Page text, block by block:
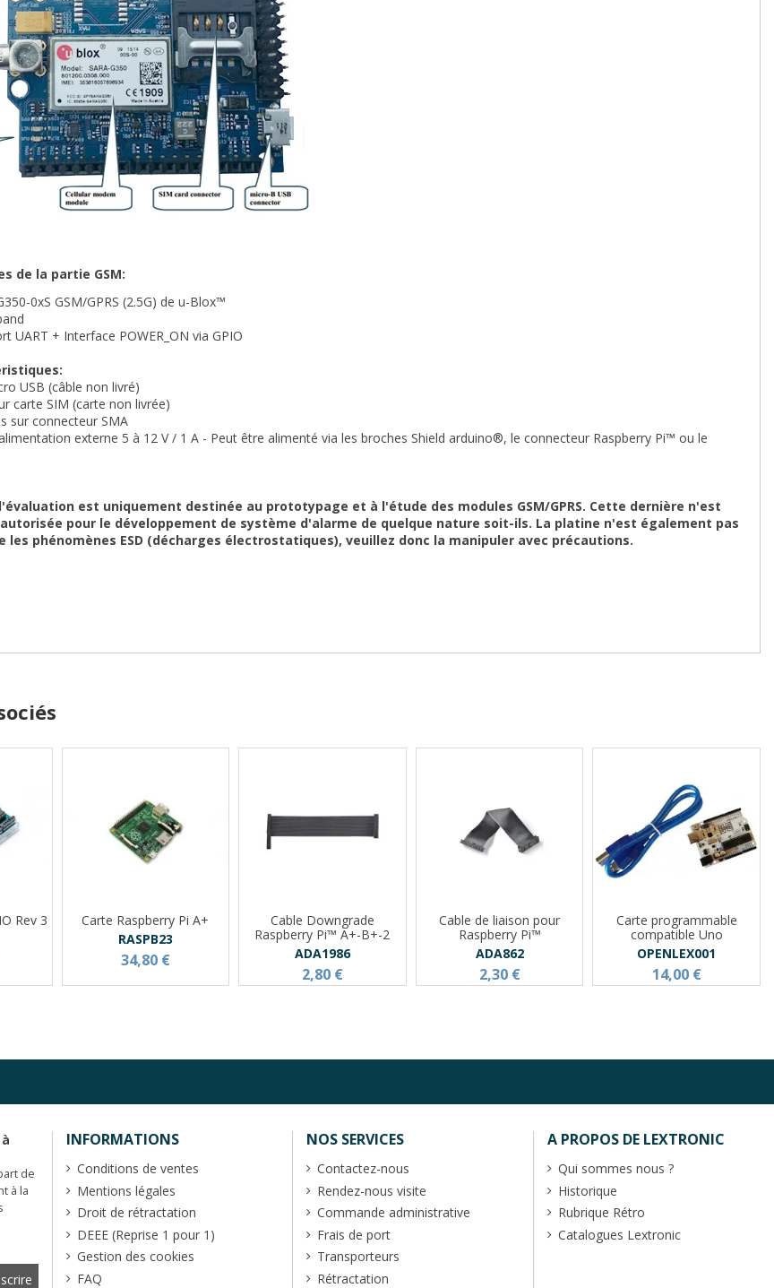
de la partie GSM:
0xS GSM/GPRS (2.5G) de u-Blox™
UART + Interface POWER_ON via GPIO
USB (câble non livré)
carte SIM (carte non livrée)
sur connecteur SMA
externe 5 à 12 V / 1 A - Peut être alimenté via les broches Shield arduino®, le connecteur Raspberry Pi™ ou le
est uniquement destinée au prototypage et à l'étude des modules GSM/GPRS. Cette dernière n'est
pour le développement de système d'alarme de quelque nature soit-ils. La platine n'est également pas
les phénomènes ESD (décharges électrostatiques), veuillez donc la manipuler avec précautions.
Rev 3
Carte Raspberry Pi A+
RASPB23
34,80 €
Cable Downgrade
Raspberry Pi™ A+-B+-2
ADA1986
2,80 €
Cable de liaison pour
Raspberry Pi™
ADA862
2,30 €
Carte programmable
compatible Uno
OPENLEX001
14,00 €
de
à la
INFORMATIONS
Conditions de ventes
Mentions légales
Droit de rétractation
DEEE (Reprise 1 pour 1)
Gestion des cookies
FAQ
NOS SERVICES
Contactez-nous
Rendez-nous visite
Commande administrative
Frais de port
Transporteurs
Rétractation
A PROPOS DE LEXTRONIC
Qui sommes nous ?
Historique
Rubrique Rétro
Catalogues Lextronic